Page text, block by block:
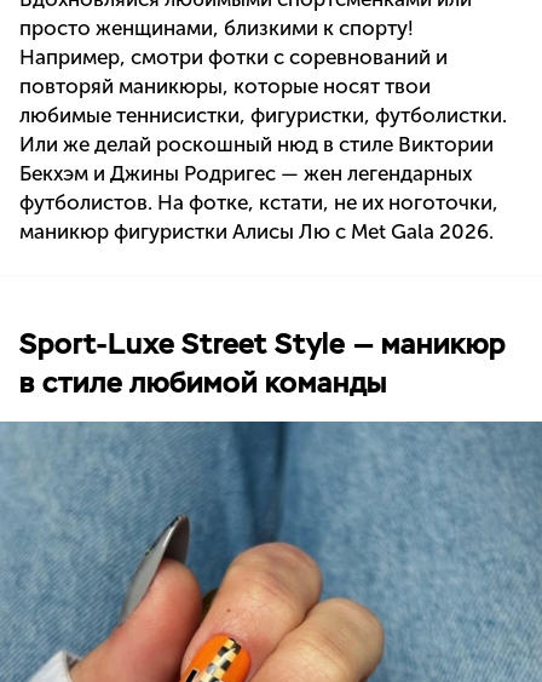
просто женщинами, близкими к спорту!
Например, смотри фотки с соревнований и
повторяй маникюры, которые носят твои
любимые теннисистки, фигуристки, футболистки.
Или же делай роскошный нюд в стиле Виктории
Бекхэм и Джины Родригес — жен легендарных
футболистов. На фотке, кстати, не их ноготочки,
маникюр фигуристки Алисы Лю с Met Gala 2026.
Sport-Luxe Street Style — маникюр
в стиле любимой команды